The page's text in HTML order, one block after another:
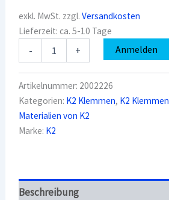
exkl. MwSt. zzgl.Versandkosten
Lieferzeit:ca. 5-10 Tage
-
2002226
RibRoofEvolution
Menge
+ Anmelden
Artikelnummer: 2002226
Kategorien: K2 Klemmen, K2 Klemmen
Materialien von K2
Marke: K2
Beschreibung